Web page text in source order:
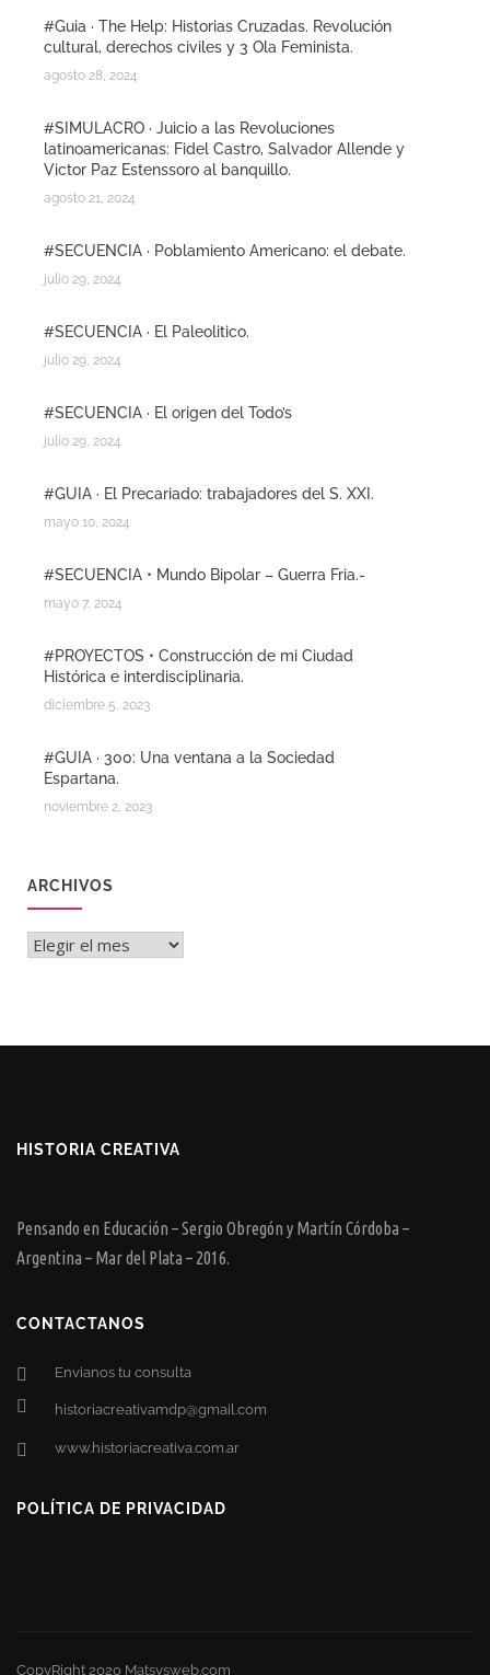
#Guia · The Help: Historias Cruzadas. Revolución
cultural, derechos civiles y 3 Ola Feminista.
agosto 28, 2024
#SIMULACRO · Juicio a las Revoluciones
latinoamericanas: Fidel Castro, Salvador Allende y
Victor Paz Estenssoro al banquillo.
agosto 21, 2024
#SECUENCIA · Poblamiento Americano: el debate.
julio 29, 2024
#SECUENCIA · El Paleolitico.
julio 29, 2024
#SECUENCIA · El origen del Todo’s
julio 29, 2024
#GUIA · El Precariado: trabajadores del S. XXI.
mayo 10, 2024
#SECUENCIA • Mundo Bipolar – Guerra Fria.-
mayo 7, 2024
#PROYECTOS • Construcción de mi Ciudad
Histórica e interdisciplinaria.
diciembre 5, 2023
#GUIA · 300: Una ventana a la Sociedad
Espartana.
noviembre 2, 2023
ARCHIVOS
Archivos
HISTORIA CREATIVA
Pensando en Educación – Sergio Obregón y Martín Córdoba –
Argentina – Mar del Plata – 2016.
CONTACTANOS
Envianos tu consulta
historiacreativamdp@gmail.com
www.historiacreativa.com.ar
POLÍTICA DE PRIVACIDAD
CopyRight 2020 Matsysweb.com